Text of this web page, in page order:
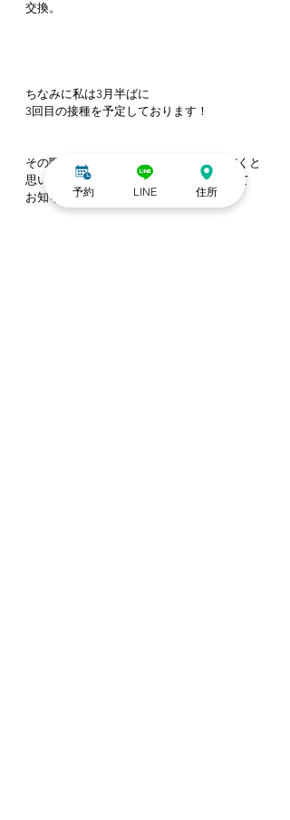
交換。
ちなみに私は3月半ばに
3回目の接種を予定しております！
その際は大事をとって休業させていただくと
思います！また日が近づいたときに改めて
お知らせさせていただきますね
予約 LINE 住所